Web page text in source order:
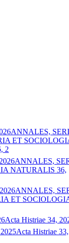
ANNALES,
ET
2
ANNALES,
NATURALIS 36,
ANNALES,
ET
Acta Histriae 34,
Acta Histriae 33,